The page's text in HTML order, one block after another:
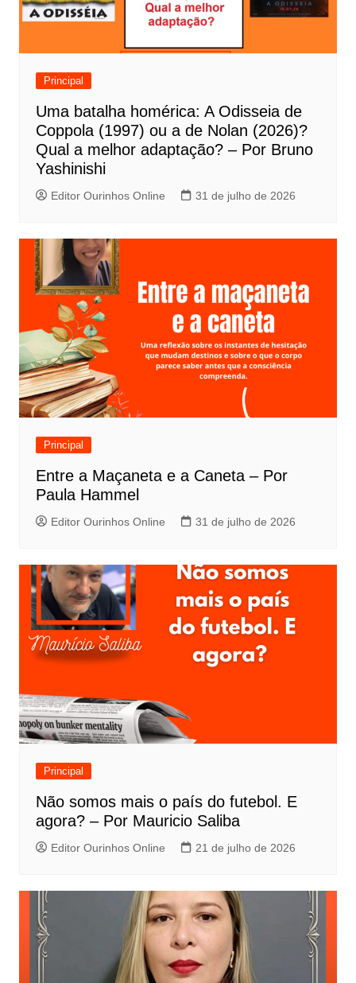
o
d
Principal
Uma batalha homérica: A Odisseia de
Coppola (1997) ou a de Nolan (2026)?
Qual a melhor adaptação? – Por Bruno
Yashinishi
Editor Ourinhos Online 31 de julho de 2026
Principal
Entre a Maçaneta e a Caneta – Por
Paula Hammel
Editor Ourinhos Online 31 de julho de 2026
Principal
Não somos mais o país do futebol. E
agora? – Por Mauricio Saliba
Editor Ourinhos Online 21 de julho de 2026